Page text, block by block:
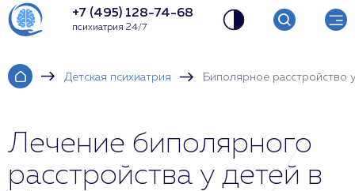
+7 (495) 128-74-68
психиатрия 24/7
Детская психиатрия Биполярное расстройство
Лечение биполярного
расстройства у детей в